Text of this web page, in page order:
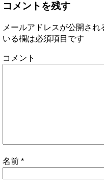
コメントを残す
メールアドレスが公開され
いる欄は必須項目です
コメント
名前 *